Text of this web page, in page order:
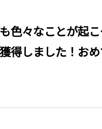
色々なことが起
得しました！おめ